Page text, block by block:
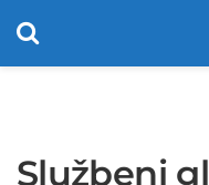
Službeni